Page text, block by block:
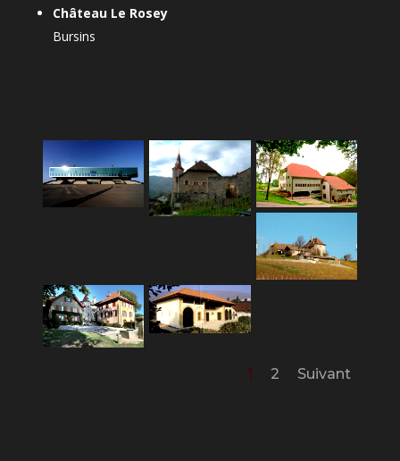
Château Le Rosey
Bursins
1 2 Suivant